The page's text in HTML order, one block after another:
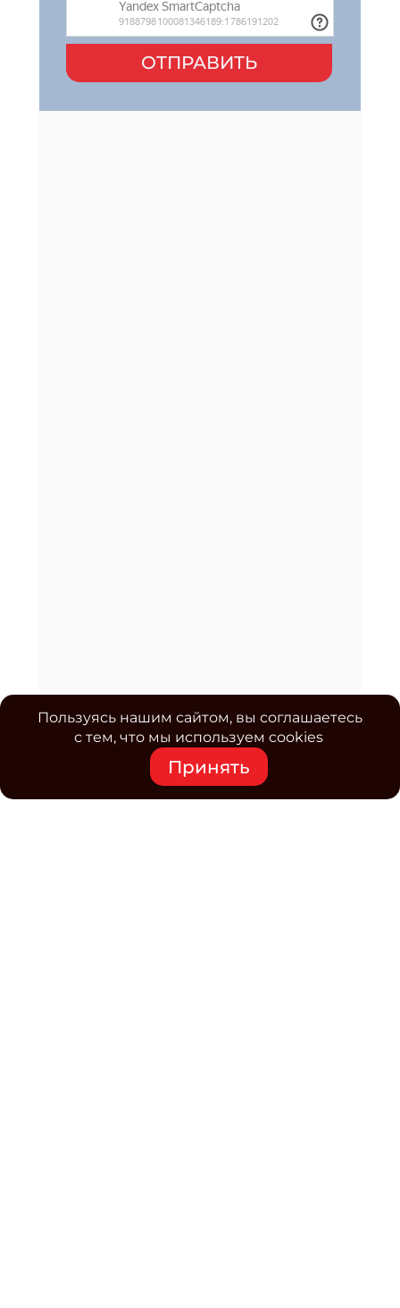
ОТПРАВИТЬ
Пользуясь нашим сайтом, вы соглашаетесь
с тем, что мы используем cookies
Принять